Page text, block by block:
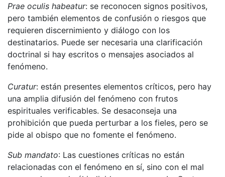
Prae oculis habeatur: se reconocen signos positivos,
pero también elementos de confusión o riesgos que
requieren discernimiento y diálogo con los
destinatarios. Puede ser necesaria una clarificación
doctrinal si hay escritos o mensajes asociados al
fenómeno.
Curatur: están presentes elementos críticos, pero hay
una amplia difusión del fenómeno con frutos
espirituales verificables. Se desaconseja una
prohibición que pueda perturbar a los fieles, pero se
pide al obispo que no fomente el fenómeno.
Sub mandato: Las cuestiones críticas no están
relacionadas con el fenómeno en sí, sino con el mal